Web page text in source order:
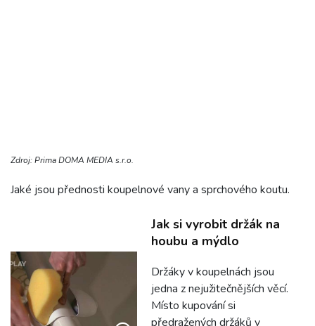
Zdroj: Prima DOMA MEDIA s.r.o.
Jaké jsou přednosti koupelnové vany a sprchového koutu.
Jak si vyrobit držák na
houbu a mýdlo
Držáky v koupelnách jsou
jedna z nejužitečnějších věcí.
Místo kupování si
předražených držáků v